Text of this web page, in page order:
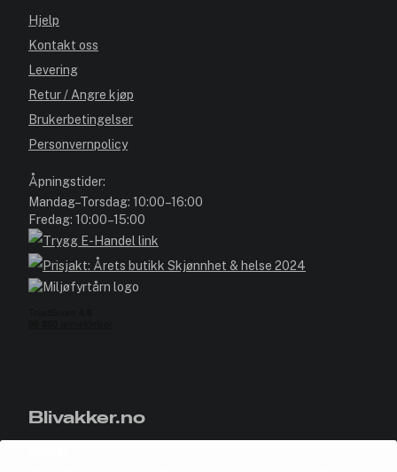
Hjelp
Kontakt oss
Levering
Retur / Angre kjøp
Brukerbetingelser
Personvernpolicy
Åpningstider:
Mandag–Torsdag: 10:00–16:00
Fredag: 10:00–15:00
Blivakker.no